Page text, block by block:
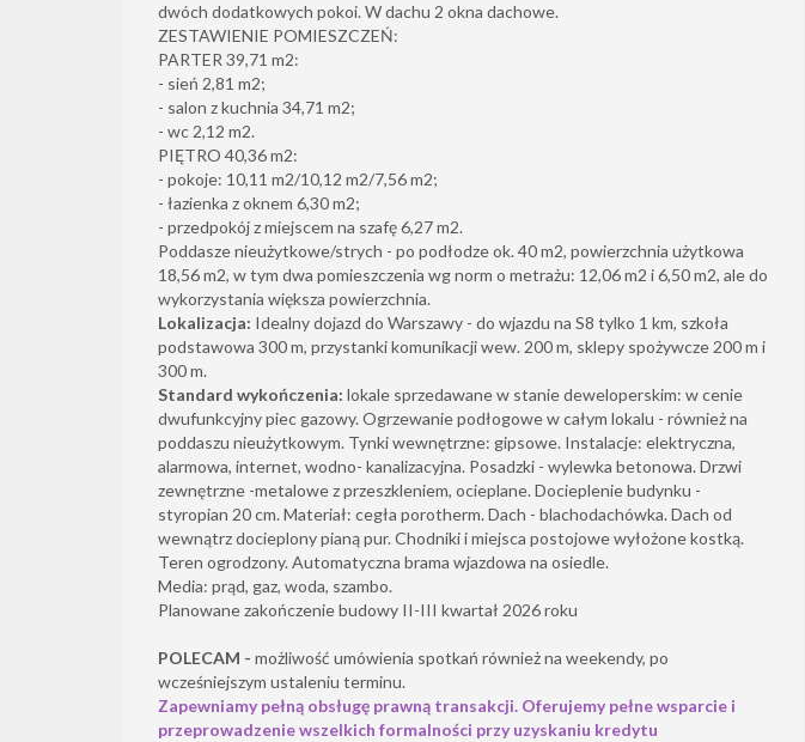
dwóch dodatkowych pokoi. W dachu 2 okna dachowe.
ZESTAWIENIE POMIESZCZEŃ:
PARTER 39,71 m2:
- sień 2,81 m2;
- salon z kuchnia 34,71 m2;
- wc 2,12 m2.
PIĘTRO 40,36 m2:
- pokoje: 10,11 m2/10,12 m2/7,56 m2;
- łazienka z oknem 6,30 m2;
- przedpokój z miejscem na szafę 6,27 m2.
Poddasze nieużytkowe/strych - po podłodze ok. 40 m2, powierzchnia użytkowa
18,56 m2, w tym dwa pomieszczenia wg norm o metrażu: 12,06 m2 i 6,50 m2, ale do
wykorzystania większa powierzchnia.
Lokalizacja: Idealny dojazd do Warszawy - do wjazdu na S8 tylko 1 km, szkoła
podstawowa 300 m, przystanki komunikacji wew. 200 m, sklepy spożywcze 200 m i
300 m.
Standard wykończenia: lokale sprzedawane w stanie deweloperskim: w cenie
dwufunkcyjny piec gazowy. Ogrzewanie podłogowe w całym lokalu - również na
poddaszu nieużytkowym. Tynki wewnętrzne: gipsowe. Instalacje: elektryczna,
alarmowa, internet, wodno- kanalizacyjna. Posadzki - wylewka betonowa. Drzwi
zewnętrzne -metalowe z przeszkleniem, ocieplane. Docieplenie budynku -
styropian 20 cm. Materiał: cegła porotherm. Dach - blachodachówka. Dach od
wewnątrz docieplony pianą pur. Chodniki i miejsca postojowe wyłożone kostką.
Teren ogrodzony. Automatyczna brama wjazdowa na osiedle.
Media: prąd, gaz, woda, szambo.
Planowane zakończenie budowy II-III kwartał 2026 roku
POLECAM - możliwość umówienia spotkań również na weekendy, po
wcześniejszym ustaleniu terminu.
Zapewniamy pełną obsługę prawną transakcji. Oferujemy pełne wsparcie i
przeprowadzenie wszelkich formalności przy uzyskaniu kredytu